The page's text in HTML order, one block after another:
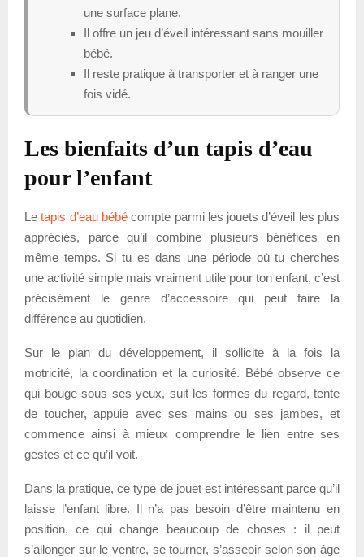
une surface plane.
Il offre un jeu d’éveil intéressant sans mouiller
bébé.
Il reste pratique à transporter et à ranger une
fois vidé.
Les bienfaits d’un tapis d’eau
pour l’enfant
Letapis d’eau bébécompte parmi les jouets d’éveil les plus
appréciés, parce qu’il combine plusieurs bénéfices en
même temps. Si tu es dans une période où tu cherches
une activité simple mais vraiment utile pour ton enfant, c’est
précisément le genre d’accessoire qui peut faire la
différence au quotidien.
Sur le plan du développement, il sollicite à la fois la
motricité, la coordination et la curiosité. Bébé observe ce
qui bouge sous ses yeux, suit les formes du regard, tente
de toucher, appuie avec ses mains ou ses jambes, et
commence ainsi à mieux comprendre le lien entre ses
gestes et ce qu’il voit.
Dans la pratique, ce type de jouet est intéressant parce qu’il
laisse l’enfant libre. Il n’a pas besoin d’être maintenu en
position, ce qui change beaucoup de choses : il peut
s’allonger sur le ventre, se tourner, s’asseoir selon son âge